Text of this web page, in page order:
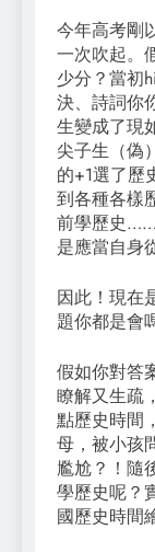
今年高考剛
一次吹起。
少分？當初
決、詩詞你
生變成了現
尖子生（偽
的+1選了
到各種各樣
前學歷史
是應當自身
因此！現在
題你都是會
假如你對答
瞭解又生疏
點歷史時間
母，被小孩
尷尬？！隨
學歷史呢？
國歷史時間